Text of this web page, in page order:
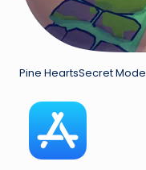
Pine HeartsSecret Mode